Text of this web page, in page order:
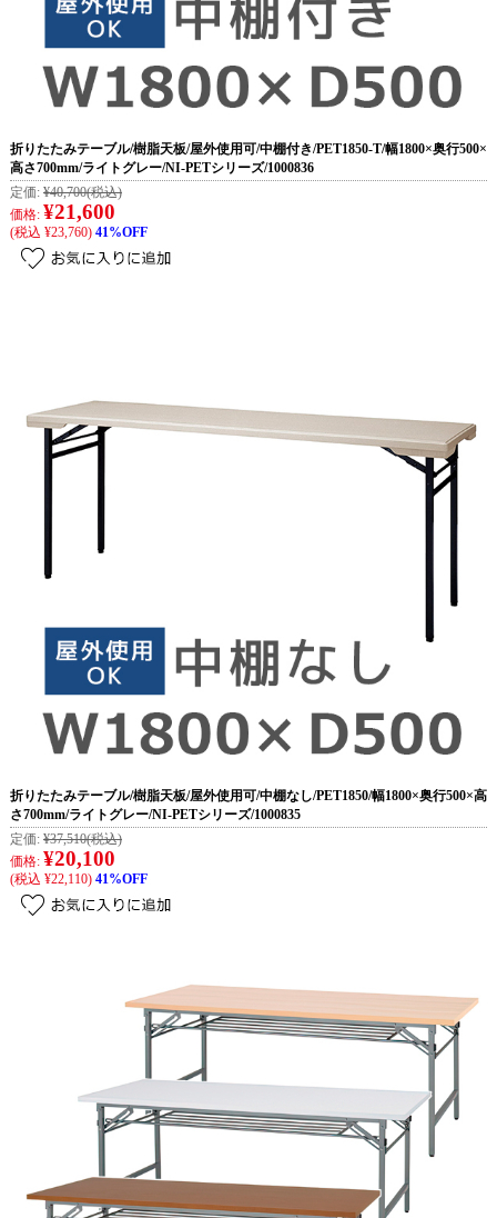
折りたたみテーブル/樹脂天板/屋外使用可/中棚付き/PET1850-T/幅1800×奥行500×
高さ700mm/ライトグレー/NI-PETシリーズ/1000836
定価: ¥40,700(税込)
価格: ¥21,600
(税込 ¥23,760) 41%OFF
折りたたみテーブル/樹脂天板/屋外使用可/中棚なし/PET1850/幅1800×奥行500×高
さ700mm/ライトグレー/NI-PETシリーズ/1000835
定価: ¥37,510(税込)
価格: ¥20,100
(税込 ¥22,110) 41%OFF